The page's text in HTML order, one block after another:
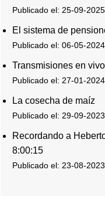
Publicado el: 25-09-2025
El sistema de
Publicado el: 06-05-2024
Transmisiones en vivo
Publicado el: 27-01-2024
La cosecha de maíz
Publicado el: 29-09-2023
Recordando a
8:00:15
Publicado el: 23-08-2023